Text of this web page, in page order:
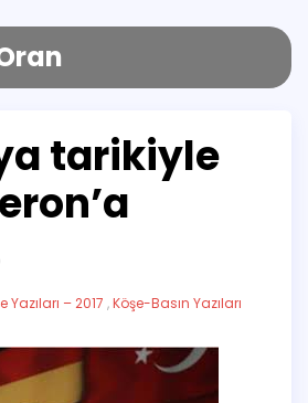
tarikiyle
Yazıları – 2017 ,Köşe-Basın Yazıları